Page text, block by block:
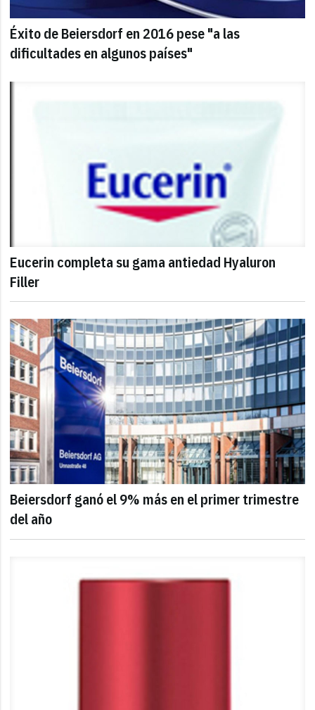
Éxito de Beiersdorf en 2016 pese "a las
dificultades en algunos países"
Eucerin completa su gama antiedad Hyaluron
Filler
Beiersdorf ganó el 9% más en el primer trimestre
del año